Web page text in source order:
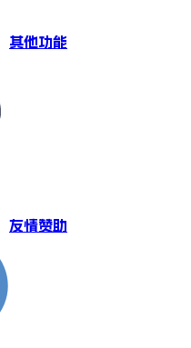
其他功能
友情赞助